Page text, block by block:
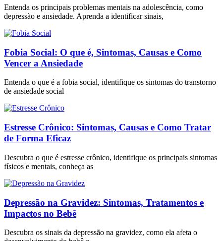
Entenda os principais problemas mentais na adolescência, como
depressão e ansiedade. Aprenda a identificar sinais,
Fobia Social: O que é, Sintomas, Causas e Como
Vencer a Ansiedade
Entenda o que é a fobia social, identifique os sintomas do transtorno
de ansiedade social
Estresse Crônico: Sintomas, Causas e Como Tratar
de Forma Eficaz
Descubra o que é estresse crônico, identifique os principais sintomas
físicos e mentais, conheça as
Depressão na Gravidez: Sintomas, Tratamentos e
Impactos no Bebê
Descubra os sinais da depressão na gravidez, como ela afeta o